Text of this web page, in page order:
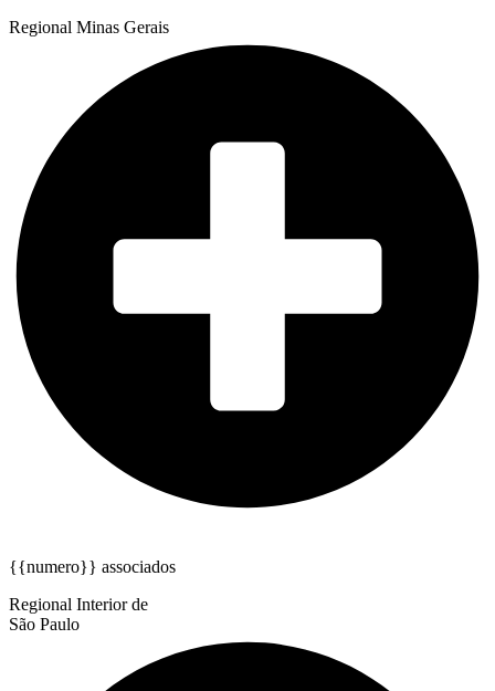
Regional Minas Gerais
{{numero}} associados
Regional Interior de
São Paulo